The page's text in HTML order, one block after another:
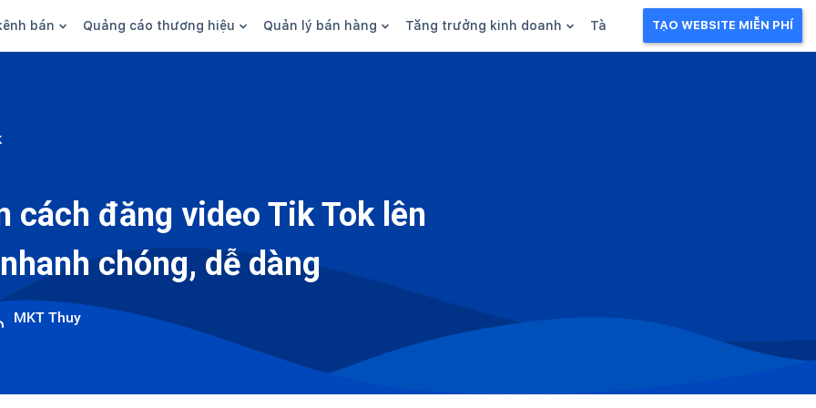
bán
social
sàn
Quảng cáo thương hiệu
Thương hiệu/Brand
Quản lý bán hàng
Tài chính
Nhân viên
Tăng trưởng kinh doanh Tài liệu kinh doanhTẠO WEBSITE MIỄN PHÍ
cách đăng video Tik Tok lên
chóng, dễ dàng
MKT Thuy